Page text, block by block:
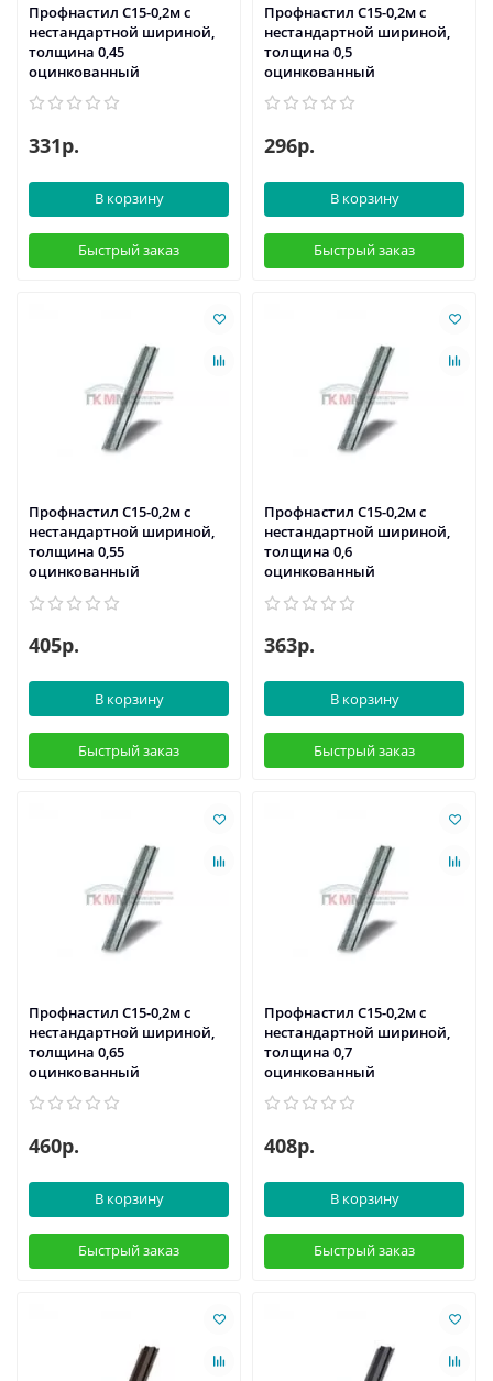
Профнастил С15-0,2м с
нестандартной шириной,
толщина 0,45
оцинкованный
331р.
В корзину
Быстрый заказ
Профнастил С15-0,2м с
нестандартной шириной,
толщина 0,5
оцинкованный
296р.
В корзину
Быстрый заказ
Профнастил С15-0,2м с
нестандартной шириной,
толщина 0,55
оцинкованный
405р.
В корзину
Быстрый заказ
Профнастил С15-0,2м с
нестандартной шириной,
толщина 0,6
оцинкованный
363р.
В корзину
Быстрый заказ
Профнастил С15-0,2м с
нестандартной шириной,
толщина 0,65
оцинкованный
460р.
В корзину
Быстрый заказ
Профнастил С15-0,2м с
нестандартной шириной,
толщина 0,7
оцинкованный
408р.
В корзину
Быстрый заказ